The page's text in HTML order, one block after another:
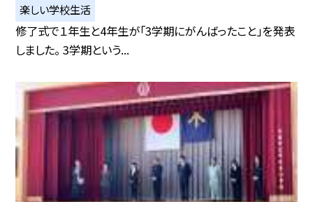
楽しい学校生活
修了式で１年生と4年生が「3学期にがんばったこと」を発表
しました。 3学期という...